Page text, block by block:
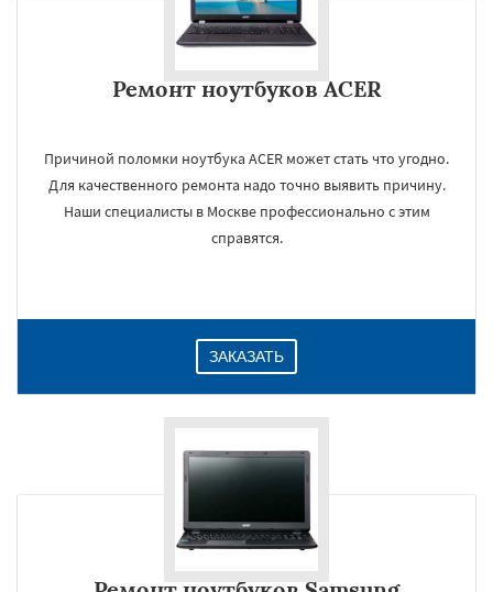
Ремонт ноутбуков ACER
Причиной поломки ноутбука ACER может стать что угодно.
Для качественного ремонта надо точно выявить причину.
Наши специалисты в Москве профессионально с этим
справятся.
ЗАКАЗАТЬ